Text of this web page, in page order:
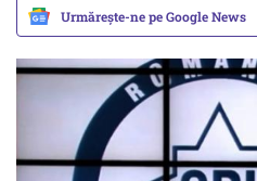
Urmărește-ne pe Google News